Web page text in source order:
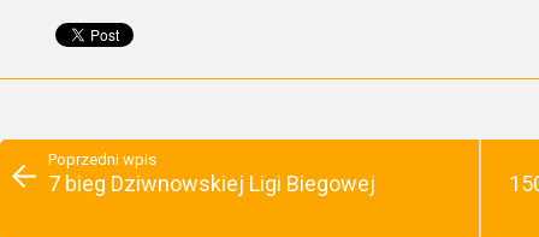
Poprzedni wpis
7 bieg Dziwnowskiej Ligi Biegowej